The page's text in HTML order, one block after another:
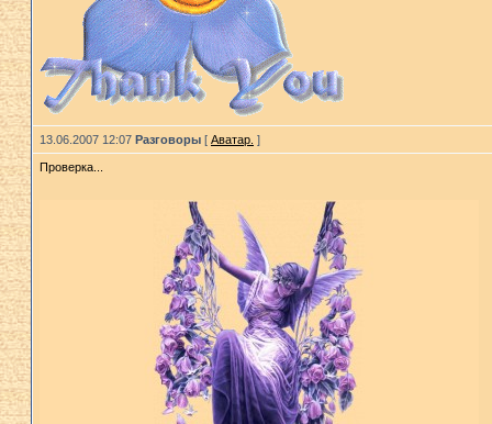
13.06.2007 12:07 Разговоры[ Аватар. ]
Проверка...